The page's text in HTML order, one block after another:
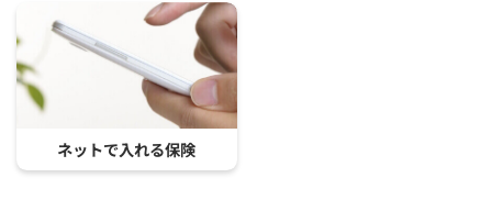
ネットで入れる保険